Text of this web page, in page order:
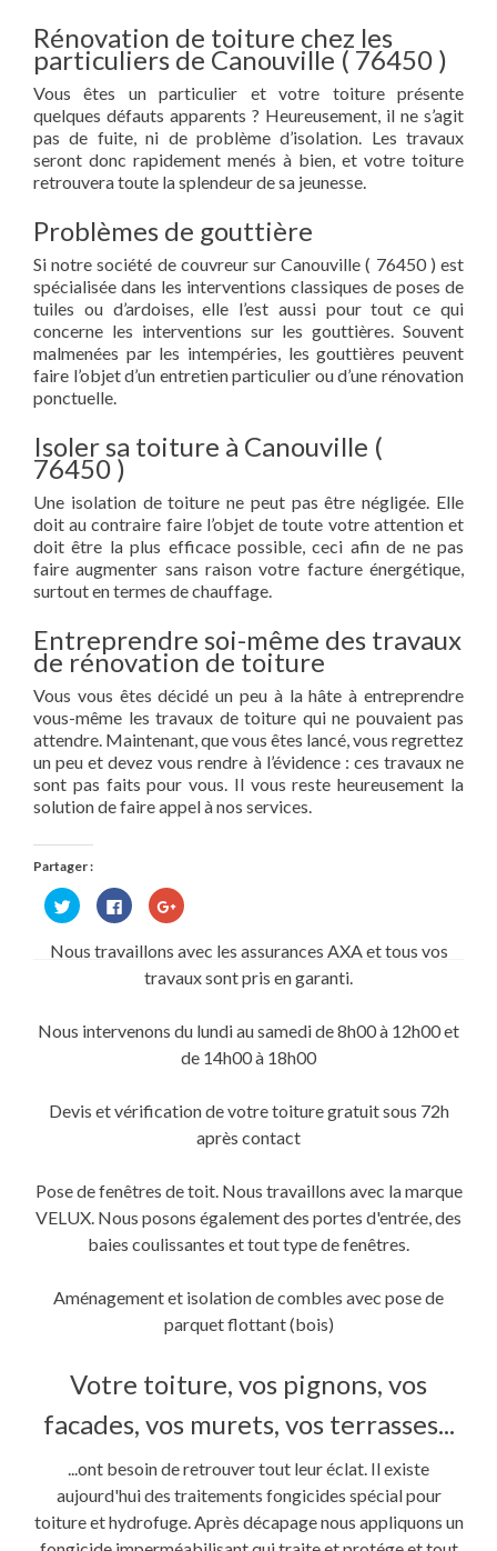
Rénovation de toiture chez les
particuliers de Canouville ( 76450 )
Vous êtes un particulier et votre toiture présente
quelques défauts apparents ? Heureusement, il ne s’agit
pas de fuite, ni de problème d’isolation. Les travaux
seront donc rapidement menés à bien, et votre toiture
retrouvera toute la splendeur de sa jeunesse.
Problèmes de gouttière
Si notre société de couvreur sur Canouville ( 76450 ) est
spécialisée dans les interventions classiques de poses de
tuiles ou d’ardoises, elle l’est aussi pour tout ce qui
concerne les interventions sur les gouttières. Souvent
malmenées par les intempéries, les gouttières peuvent
faire l’objet d’un entretien particulier ou d’une rénovation
ponctuelle.
Isoler sa toiture à Canouville (
76450 )
Une isolation de toiture ne peut pas être négligée. Elle
doit au contraire faire l’objet de toute votre attention et
doit être la plus efficace possible, ceci afin de ne pas
faire augmenter sans raison votre facture énergétique,
surtout en termes de chauffage.
Entreprendre soi-même des travaux
de rénovation de toiture
Vous vous êtes décidé un peu à la hâte à entreprendre
vous-même les travaux de toiture qui ne pouvaient pas
attendre. Maintenant, que vous êtes lancé, vous regrettez
un peu et devez vous rendre à l’évidence : ces travaux ne
sont pas faits pour vous. Il vous reste heureusement la
solution de faire appel à nos services.
Partager :
Cliquez
pour
partager
Twitter(ouvre
Cliquez
pour
partager
sur
Facebook(ouvre
dans
une
Cliquez
pour
Google+
dans
fenêtre)
Nous travaillons avec les assurances AXA et tous vos
travaux sont pris en garanti.
Nous intervenons du lundi au samedi de 8h00 à 12h00 et
de 14h00 à 18h00
Devis et vérification de votre toiture gratuit sous 72h
après contact
Pose de fenêtres de toit. Nous travaillons avec la marque
VELUX. Nous posons également des portes d'entrée, des
baies coulissantes et tout type de fenêtres.
Aménagement et isolation de combles avec pose de
parquet flottant (bois)
Votre toiture, vos pignons, vos
facades, vos murets, vos terrasses...
...ont besoin de retrouver tout leur éclat. Il existe
aujourd'hui des traitements fongicides spécial pour
toiture et hydrofuge. Après décapage nous appliquons un